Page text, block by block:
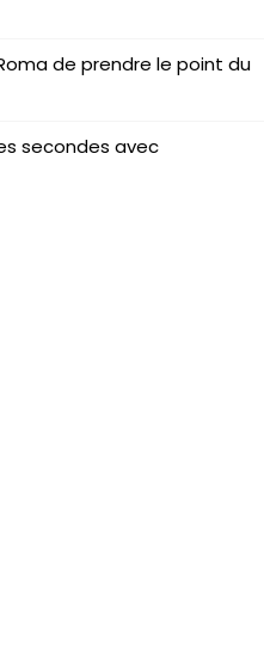
de prendre le point du
secondes avec